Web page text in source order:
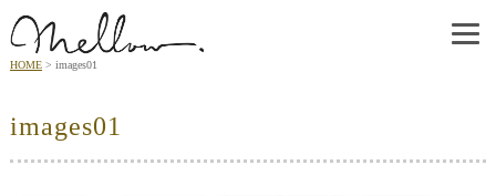
HOME images01
images01